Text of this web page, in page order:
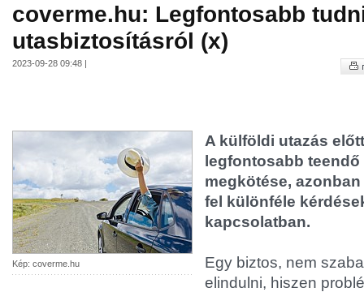
coverme.hu: Legfontosabb
utasbiztosításról (x)
2023-09-28 09:48 |
Kép: coverme.hu
A külföldi utazás
legfontosabb
megkötése,
fel különféle
kapcsolatban.
Egy biztos, nem
elindulni, hiszen